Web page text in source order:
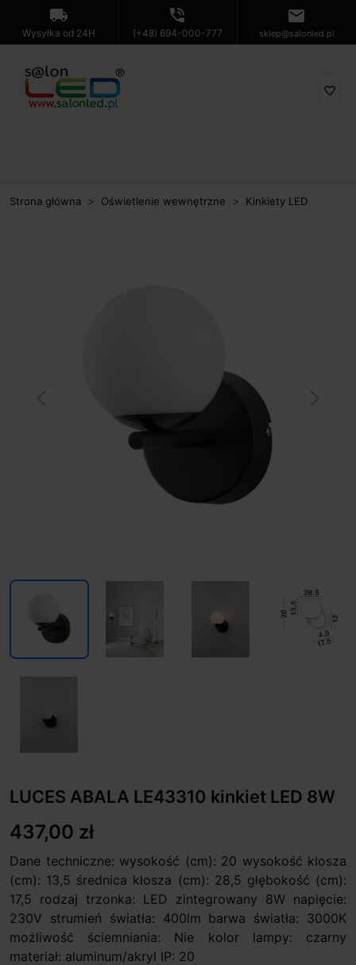
local_shipping
Wysyłka od 24H
phone_in_talk
(+48) 694-000-777
mail
sklep@salonled.pl
favorite_border
Strona główna Oświetlenie wewnętrzne Kinkiety LED
LUCES ABALA LE43310 kinkiet LED 8W
437,00 zł
Dane techniczne: wysokość (cm): 20 wysokość klosza
(cm): 13,5 średnica klosza (cm): 28,5 głębokość (cm):
17,5 rodzaj trzonka: LED zintegrowany 8W napięcie:
230V strumień światła: 400lm barwa światła: 3000K
możliwość ściemniania: Nie kolor lampy: czarny
materiał: aluminum/akryl IP: 20